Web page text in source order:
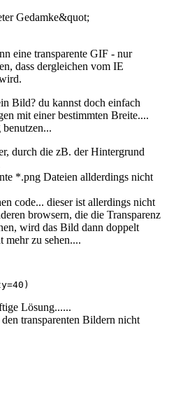
Gedamke&quot;
eine transparente GIF - nur
dass dergleichen vom IE
Bild? du kannst doch einfach
mit einer bestimmten Breite....
durch die zB. der Hintergrund
*.png Dateien allderdings nicht
code... dieser ist allerdings nicht
browsern, die die Transparenz
wird das Bild dann doppelt
mehr zu sehen....
Lösung......
transparenten Bildern nicht